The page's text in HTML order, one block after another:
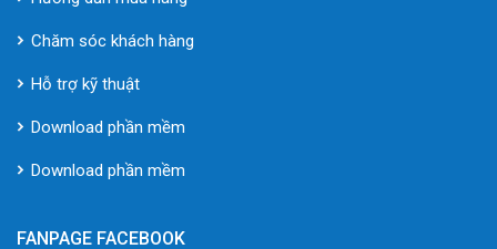
Chăm sóc khách hàng
Hỗ trợ kỹ thuật
Download phần mềm
Download phần mềm
FANPAGE FACEBOOK